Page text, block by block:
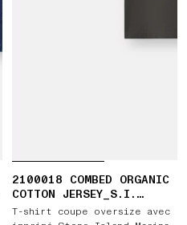
2100018 COMBED ORGANIC
COTTON JERSEY_S.I.
MARINA
T-shirt coupe oversize avec